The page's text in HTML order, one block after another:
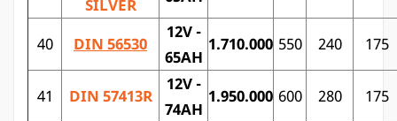
SILVER
40 DIN 56530
12V -
65AH
1.710.000 550 240 175
41 DIN 57413R
12V -
74AH
1.950.000 600 280 175